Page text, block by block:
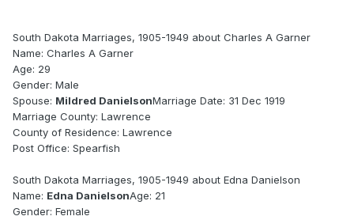
South Dakota Marriages, 1905-1949 about Charles A Garner
Name: Charles A Garner
Age: 29
Gender: Male
Spouse: Mildred DanielsonMarriage Date: 31 Dec 1919
Marriage County: Lawrence
County of Residence: Lawrence
Post Office: Spearfish
South Dakota Marriages, 1905-1949 about Edna Danielson
Name: Edna DanielsonAge: 21
Gender: Female